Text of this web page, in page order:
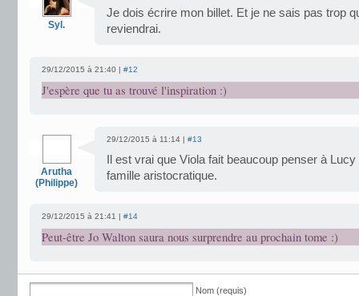
Syl.
Je dois écrire mon billet. Et je ne sais pas trop
reviendrai.
29/12/2015 à 21:40 | #12
J'espère que tu as trouvé l'inspiration :)
Arutha
(Philippe)
29/12/2015 à 11:14 | #13
Il est vrai que Viola fait beaucoup penser à
famille aristocratique.
29/12/2015 à 21:41 | #14
Peut-être Jo Walton saura nous surprendre au prochain tome :)
Nom (requis)